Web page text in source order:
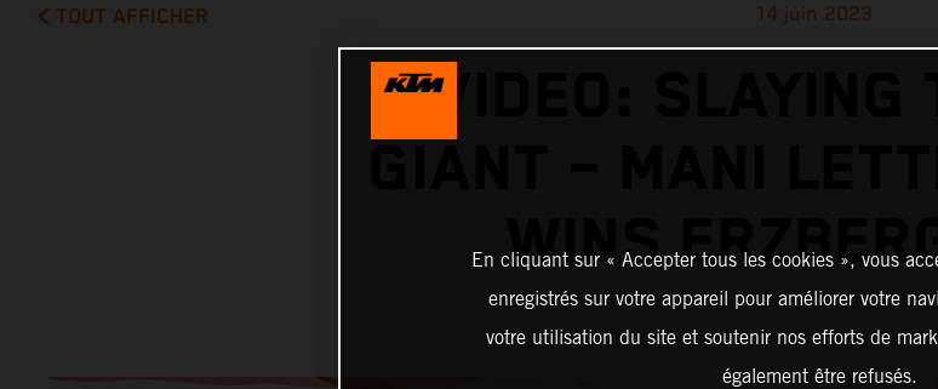
TOUT AFFICHER 14 juin 2023
VIDEO: SLAYING
WINS
En cliquant sur « Accepter tous les cookies », vous
enregistrés sur votre appareil pour améliorer votre
votre utilisation du site et soutenir nos efforts de
également être refusés.